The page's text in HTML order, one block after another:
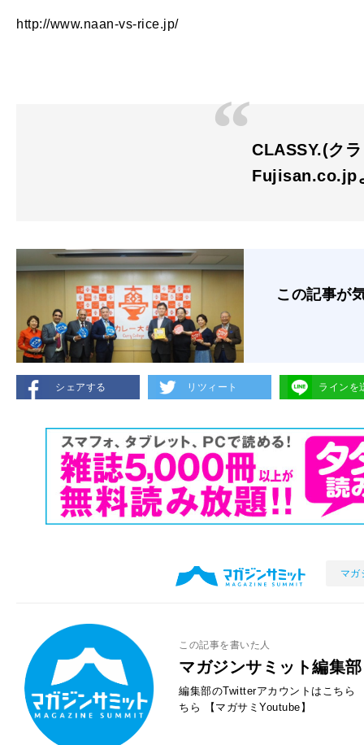
http://www.naan-vs-rice.jp/
CLASSY.(ク
Fujisan.co.jp
この記事が
シェアする リツィート ラインを
マガ
この記事を書いた人
マガジンサミット編集部
編集部のTwitterアカウントはこちら
ちら
【マガサミYoutube】